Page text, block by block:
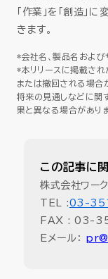
「作業」を「創造」
きます。
*会社名、製品名および
*本リリースに掲載され
または撤回される場合
将来の見通しなどに関
果と異なる場合があり
この記事に
株式会社ワー
TEL :03-
FAX : 03-
Eメール：